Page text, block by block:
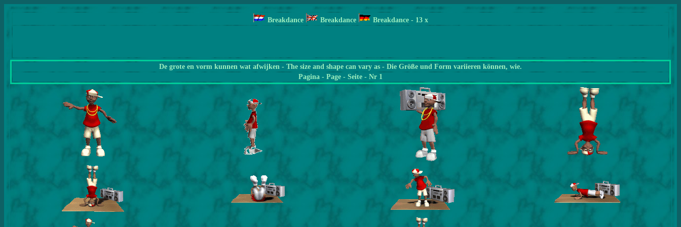
Breakdance Breakdance Breakdance - 13 x
De grote en vorm kunnen wat afwijken - The size and shape can vary as - Die Größe und Form variieren können, wie.
Pagina - Page - Seite - Nr 1